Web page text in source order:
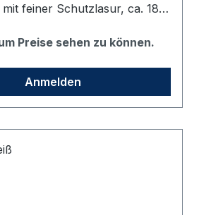
feiner Schutzlasur, ca. 185
in silber, gespitzt, Mine HB.
Preise sehen zu können.
Anmelden